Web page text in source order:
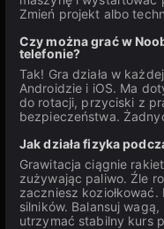
Zmień projekt albo
Czy można grać w
telefonie?
Tak! Gra działa w
Androidzie i iOS. Ma
do rotacji, przyciski z
bezpieczeństwa.
Jak działa fizyka
Grawitacja ciągnie
zużywając paliwo. Źle
zaczniesz
silników. Balansuj
utrzymać stabilny kurs